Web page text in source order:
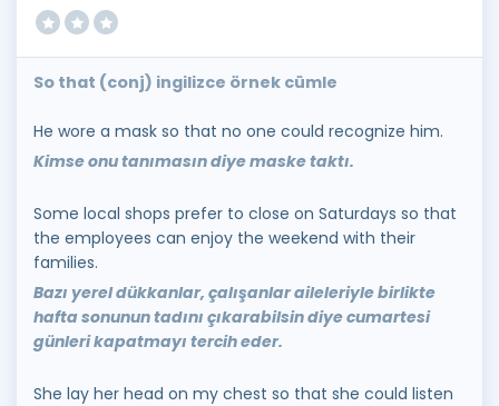
So that (conj) ingilizce örnek cümle
He wore a mask so that no one could recognize him.
Kimse onu tanımasın diye maske taktı.
Some local shops prefer to close on Saturdays so that
the employees can enjoy the weekend with their
families.
Bazı yerel dükkanlar, çalışanlar aileleriyle birlikte
hafta sonunun tadını çıkarabilsin diye cumartesi
günleri kapatmayı tercih eder.
She lay her head on my chest so that she could listen